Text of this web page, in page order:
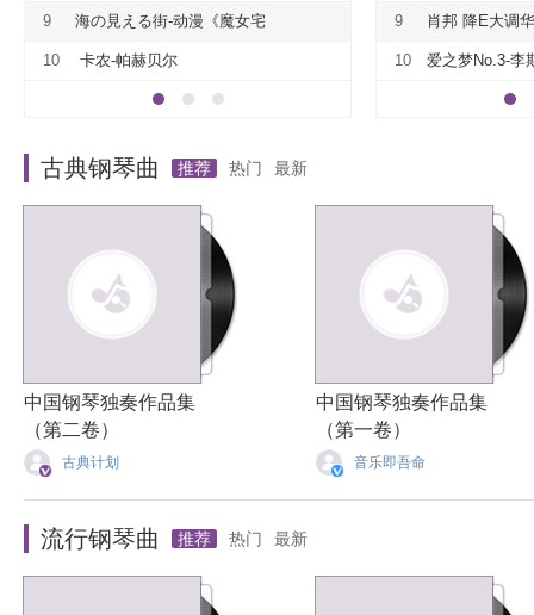
hapsody)-马克西姆Maksim.Mrvi
ca
9 海の見える街-动漫《魔女宅
急便》插曲
10 卡农-帕赫贝尔
9 肖邦 降E大调
Op.18
10 爱之梦No.3-李
古典钢琴曲 推荐 热门 最新
中国钢琴独奏作品集
（第二卷）
古典计划
中国钢琴独奏作品集
（第一卷）
音乐即吾命
流行钢琴曲 推荐 热门 最新